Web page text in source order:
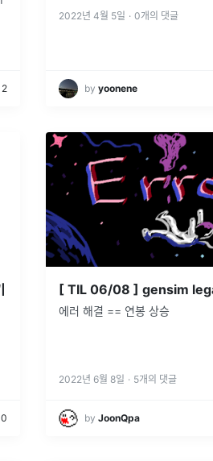
2
2022년 4월 5일 · 0개의 댓글
by yoonene
0
에러 해결 == 연봉 상승
2022년 6월 8일 · 5개의 댓글
by JoonQpa